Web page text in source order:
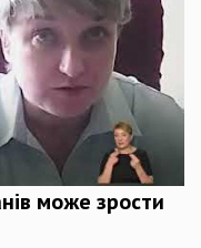
може зрости